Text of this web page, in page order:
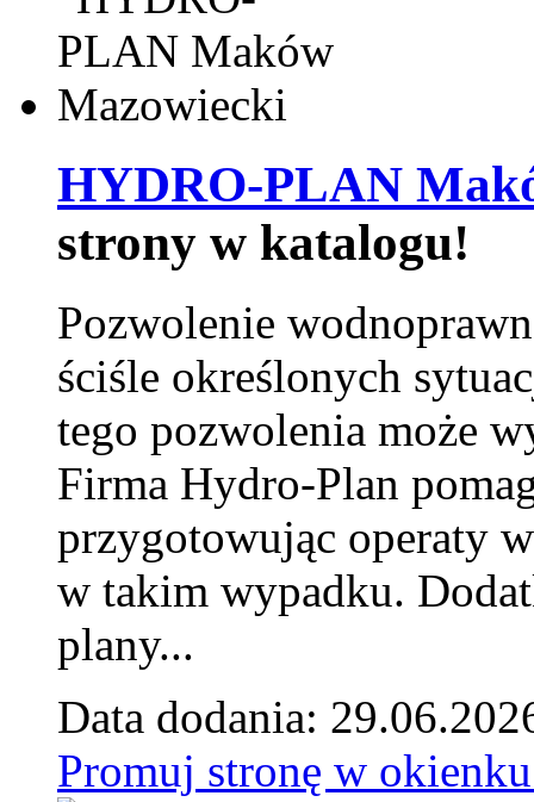
HYDRO-PLAN
strony w katalogu!
Pozwolenie
ściśle określonych
tego pozwolenia może
Firma Hydro-Plan
przygotowując operaty
w takim wypadku.
plany...
Data dodania:
Promuj stronę w